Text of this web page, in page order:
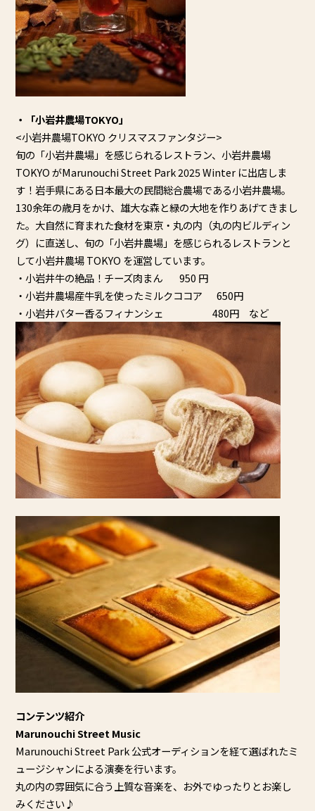
・「小岩井農場TOKYO」
<小岩井農場TOKYO クリスマスファンタジー>
旬の「小岩井農場」を感じられるレストラン、小岩井農場
TOKYO がMarunouchi Street Park 2025 Winter に出店しま
す！岩手県にある日本最大の民間総合農場である小岩井農場。
130余年の歳月をかけ、 雄大な森と緑の大地を作りあげてきまし
た。 大自然に育まれた食材を東京・丸の内（丸の内ビルディン
グ） に直送し、旬の「小岩井農場」 を感じられるレストランと
して小岩井農場 TOKYO を運営しています。
・小岩井牛の絶品！チーズ肉まん 950 円
・小岩井農場産牛乳を使ったミルクココア 650円
・小岩井バター香るフィナンシェ 480円 など
コンテンツ紹介
Marunouchi Street Music
Marunouchi Street Park 公式オーディションを経て選ばれたミ
ュージシャンによる演奏を行います。
丸の内の雰囲気に合う上質な音楽を、 お外でゆったりとお楽し
みください♪